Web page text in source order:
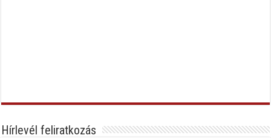
Hírlevél feliratkozás